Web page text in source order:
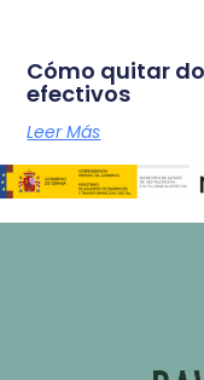
Cómo quitar
efectivos
Leer Más